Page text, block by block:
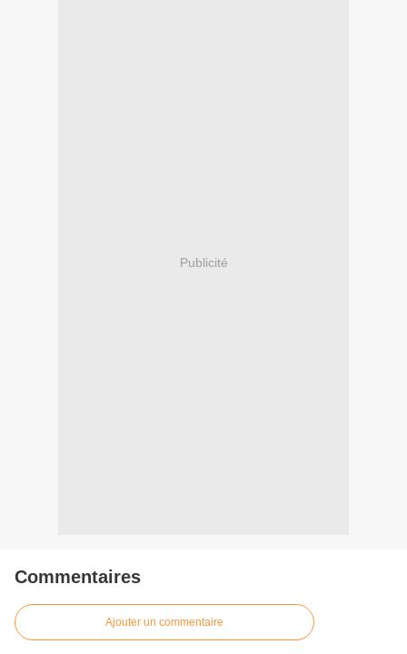
Publicité
Commentaires
Ajouter un commentaire